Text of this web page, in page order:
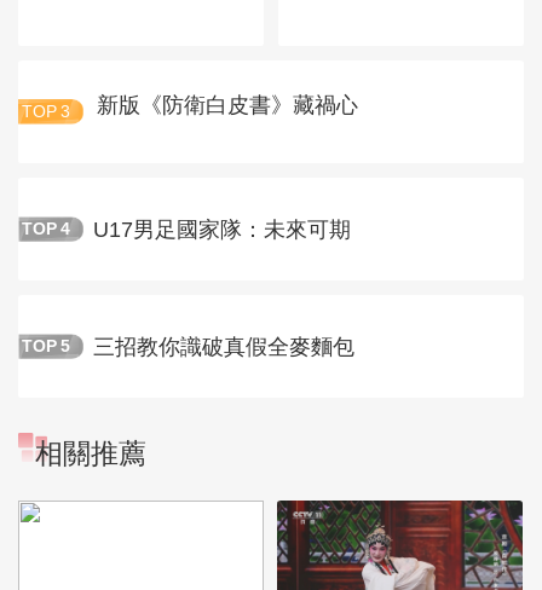
TOP 3 新版《防衛白皮書》藏禍心
TOP 4 U17男足國家隊：未來可期
TOP 5 三招教你識破真假全麥麵包
相關推薦